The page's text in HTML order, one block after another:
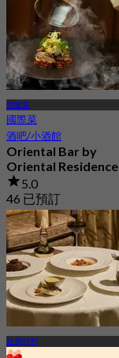
普隆集
國際菜
酒吧/小酒館
Oriental Bar by
Oriental Residence
5.0
46 已預訂
起฿ 499.75
拉查丹利